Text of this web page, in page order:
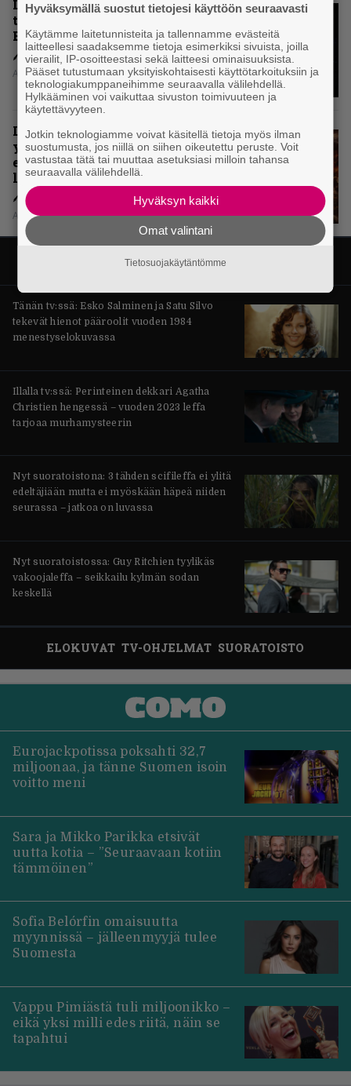
Levyarvio: Onko Steelbound jo
täydellisintä mahdollista Battle
Beastia?
Aki Nuopponen
Levyarvio: Sabaton on
yhdennellätoista albumillaan
erittäin kaukana
legendaarisuudesta
Aki Nuopponen
Tänän tv:ssä: Esko Salminen ja Satu Silvo
tekevät hienot pääroolit vuoden 1984
menestyselokuvassa
Illalla tv:ssä: Perinteinen dekkari Agatha
Christien hengessä – vuoden 2023 leffa
tarjoaa murhamysteerin
Nyt suoratoistona: 3 tähden scifileffa ei ylitä
edeltäjiään mutta ei myöskään häpeä niiden
seurassa – jatkoa on luvassa
Nyt suoratoistossa: Guy Ritchien tyylikäs
vakoojaleffa – seikkailu kylmän sodan
keskellä
ELOKUVAT TV-OHJELMAT SUORATOISTO
Eurojackpotissa poksahti 32,7
miljoonaa, ja tänne Suomen isoin
voitto meni
Sara ja Mikko Parikka etsivät
uutta kotia – ”Seuraavaan kotiin
tämmöinen”
Sofia Belórfin omaisuutta
myynnissä – jälleenmyyjä tulee
Suomesta
Vappu Pimiästä tuli miljoonikko –
eikä yksi milli edes riitä, näin se
tapahtui
Hyväksymällä suostut tietojesi käyttöön seuraavasti
Käytämme laitetunnisteita ja tallennamme evästeitä
laitteellesi saadaksemme tietoja esimerkiksi sivuista, joilla
vierailit, IP-osoitteestasi sekä laitteesi ominaisuuksista.
Pääset tutustumaan yksityiskohtaisesti käyttötarkoituksiin ja
teknologiakumppaneihimme seuraavalla välilehdellä.
Hylkääminen voi vaikuttaa sivuston toimivuuteen ja
käytettävyyteen.
Jotkin teknologiamme voivat käsitellä tietoja myös ilman
suostumusta, jos niillä on siihen oikeutettu peruste. Voit
vastustaa tätä tai muuttaa asetuksiasi milloin tahansa
seuraavalla välilehdellä.
Hyväksyn kaikki
Omat valintani
Tietosuojakäytäntömme